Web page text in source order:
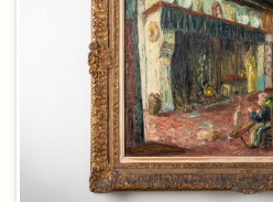
Paveikslas